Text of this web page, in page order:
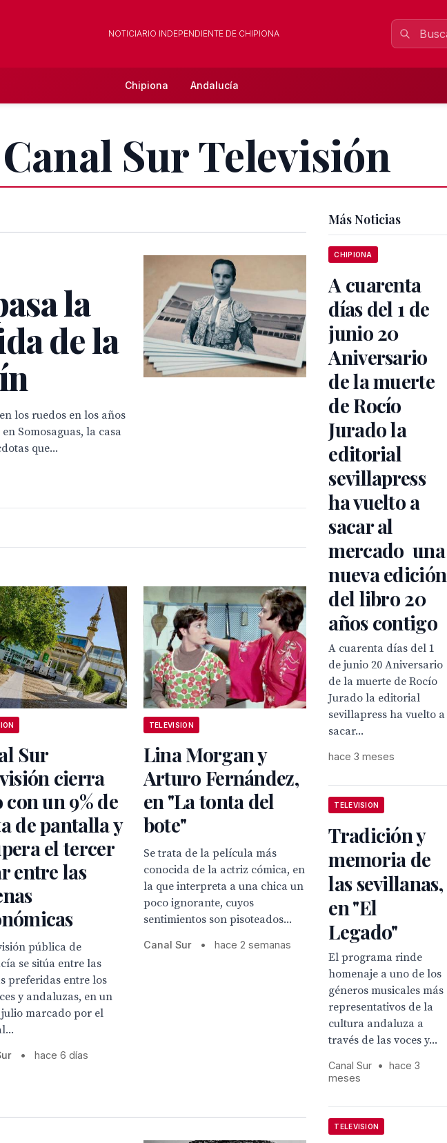
NOTICIARIO INDEPENDIENTE DE CHIPIONA
Chipiona Andalucía
Sur Televisión
la
de la
los ruedos en los años
Somosaguas, la casa
que...
Sur
cierra
un 9% de
de pantalla y
el tercer
entre las
pública de
se sitúa entre las
preferidas entre los
y andaluzas, en un
julio marcado por el
• hace 6 días
TELEVISION
Lina Morgan y
Arturo Fernández,
en "La tonta del
bote"
Se trata de la película más
conocida de la actriz cómica, en
la que interpreta a una chica un
poco ignorante, cuyos
sentimientos son pisoteados...
Canal Sur • hace 2 semanas
Más Noticias
CHIPIONA
A cuarenta
días del 1 de
junio 20
Aniversario
de la muerte
de Rocío
Jurado la
editorial
sevillapress
ha vuelto a
sacar al
mercado una
nueva edición
del libro 20
años contigo
A cuarenta días del 1
de junio 20 Aniversario
de la muerte de Rocío
Jurado la editorial
sevillapress ha vuelto a
sacar...
hace 3 meses
TELEVISION
Tradición y
memoria de
las sevillanas,
en "El
Legado"
El programa rinde
homenaje a uno de los
géneros musicales más
representativos de la
cultura andaluza a
través de las voces y...
Canal Sur •
hace 3
meses
TELEVISION